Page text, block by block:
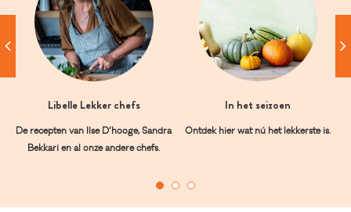
Libelle Lekker chefs
De recepten van Ilse D’hooge, Sandra
Bekkari en al onze andere chefs.
In het seizoen
Ontdek hier wat nú het lekkerste is.